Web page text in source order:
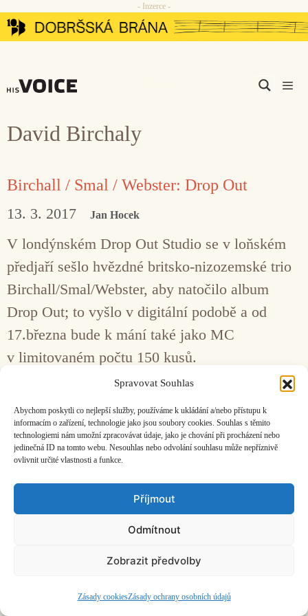
Spravovat Souhlas
Abychom poskytli co nejlepší služby, používáme k ukládání a/nebo přístupu k
informacím o zařízení, technologie jako jsou soubory cookies. Souhlas s těmito
technologiemi nám umožní zpracovávat údaje, jako je chování při procházení nebo
jedinečná ID na tomto webu. Nesouhlas nebo odvolání souhlasu může nepříznivě
ovlivnit určité vlastnosti a funkce.
Příjmout
Odmítnout
Zobrazit předvolby
Zásady cookiesZásady ochrany osobních údajů
Přeskočit
na
- Inzerce -
David Birchaly
Birchall / Smal / Webster: Drop Out
13. 3. 2017 Jan Hocek
V londýnském Drop Out Studio se v loňském
předjaří sešlo hvězdné britsko-nizozemské trio
Birchall/Smal/Webster, aby natočilo album
Drop Out; to vyšlo v digitální podobě a od
17.března bude k mání také jako MC
v limitovaném počtu 150 kusů.
Facebook
Bandcamp
Mail
ČASOPIS O JINÉ HUDBĚ | vydáváHudební informační středisko
založeno 2001 | Kontaktujte nás:info@hisvoice.cz
©2026 HISvoice – design a admin